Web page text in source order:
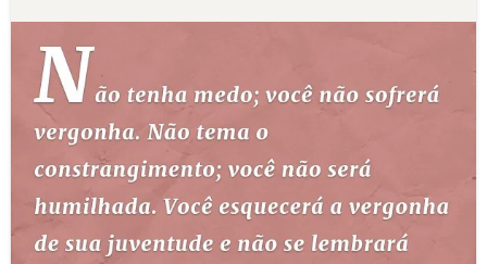
ESBOÇOS DE PREGAÇÃO
TEMAS
PERGUNTE À BÍBLIA IA
TERMO BÍBLICO
QUEM SOMOS